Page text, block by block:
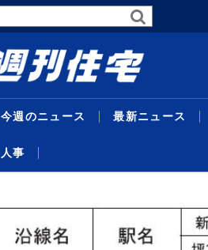
今週のニュース 最新ニュース
最新ニュース
流通賃貸
不動産投資
行政・地域・団体
不動産開発
データ
連載
特集
住宅事業
人事
人事